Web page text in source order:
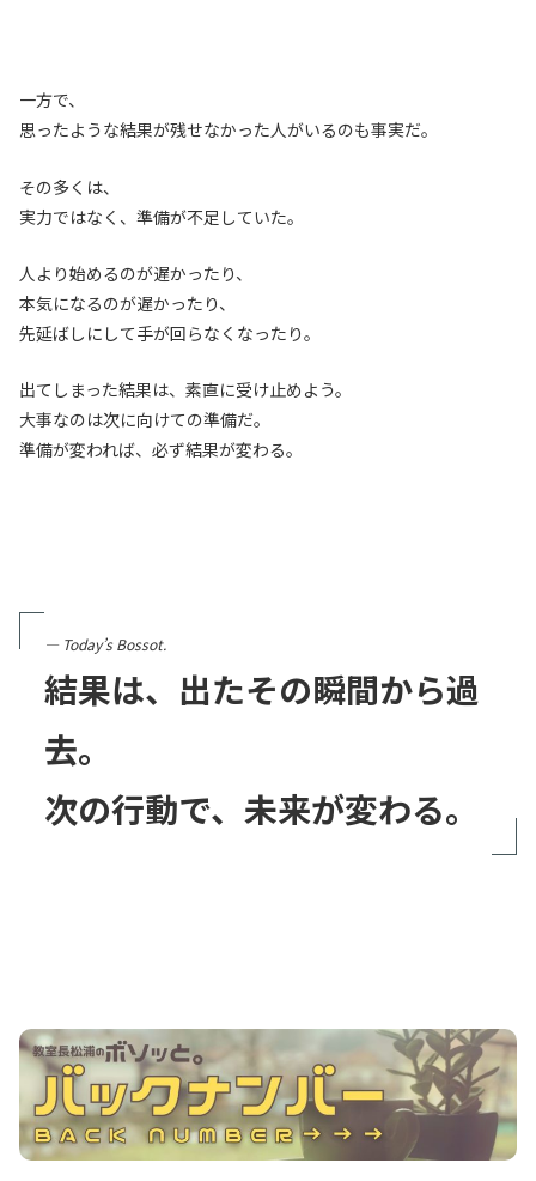
一方で、
思ったような結果が残せなかった人がいるのも事実だ。
その多くは、
実力ではなく、準備が不足していた。
人より始めるのが遅かったり、
本気になるのが遅かったり、
先延ばしにして手が回らなくなったり。
出てしまった結果は、素直に受け止めよう。
大事なのは次に向けての準備だ。
準備が変われば、必ず結果が変わる。
― Today’s Bossot.
結果は、出たその瞬間から過
去。
次の行動で、未来が変わる。